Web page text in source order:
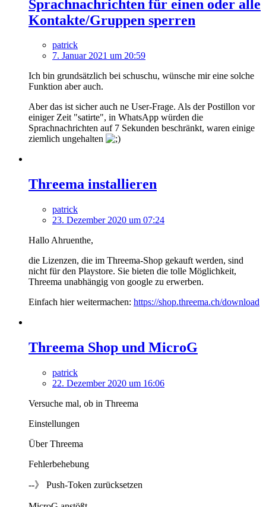
Sprachnachrichten für einen oder alle
Kontakte/Gruppen sperren
patrick
7. Januar 2021 um 20:59
Ich bin grundsätzlich bei schuschu, wünsche mir eine solche
Funktion aber auch.
Aber das ist sicher auch ne User-Frage. Als der Postillon vor
einiger Zeit "satirte", in WhatsApp würden die
Sprachnachrichten auf 7 Sekunden beschränkt, waren einige
ziemlich ungehalten
Threema installieren
patrick
23. Dezember 2020 um 07:24
Hallo Ahruenthe,
die Lizenzen, die im Threema-Shop gekauft werden, sind
nicht für den Playstore. Sie bieten die tolle Möglichkeit,
Threema unabhängig von google zu erwerben.
Einfach hier weitermachen: https://shop.threema.ch/download
Threema Shop und MicroG
patrick
22. Dezember 2020 um 16:06
Versuche mal, ob in Threema
Einstellungen
Über Threema
Fehlerbehebung
--》 Push-Token zurücksetzen